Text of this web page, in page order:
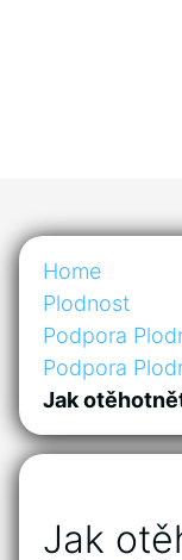
Home
Plodnost
Podpora
Podpora
Jak
Jak